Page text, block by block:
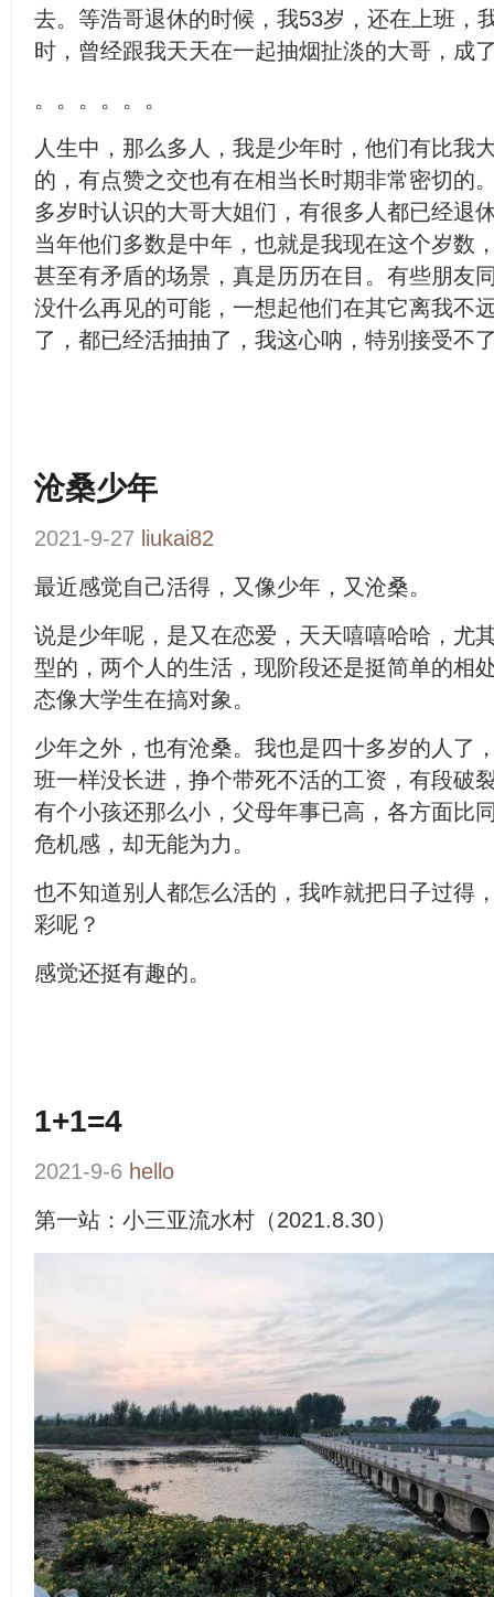
去。等浩哥退休的时候，我53岁，还在上班，
时，曾经跟我天天在一起抽烟扯淡的大哥，成
。。。。。。
人生中，那么多人，我是少年时，他们有比我
的，有点赞之交也有在相当长时期非常密切的
多岁时认识的大哥大姐们，有很多人都已经退
当年他们多数是中年，也就是我现在这个岁数
甚至有矛盾的场景，真是历历在目。有些朋友
没什么再见的可能，一想起他们在其它离我不
了，都已经活抽抽了，我这心呐，特别接受不
沧桑少年
2021-9-27 liukai82
最近感觉自己活得，又像少年，又沧桑。
说是少年呢，是又在恋爱，天天嘻嘻哈哈，尤
型的，两个人的生活，现阶段还是挺简单的相
态像大学生在搞对象。
少年之外，也有沧桑。我也是四十多岁的人了
班一样没长进，挣个带死不活的工资，有段破
有个小孩还那么小，父母年事已高，各方面比
危机感，却无能为力。
也不知道别人都怎么活的，我咋就把日子过得
彩呢？
感觉还挺有趣的。
1+1=4
2021-9-6 hello
第一站：小三亚流水村（2021.8.30）